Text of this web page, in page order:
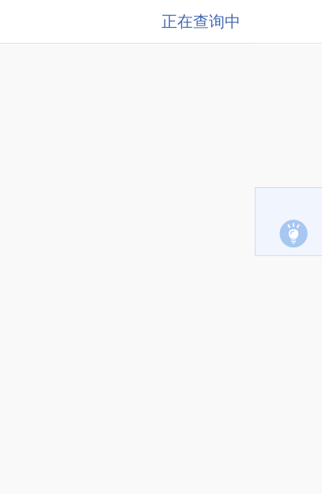
正在查询中